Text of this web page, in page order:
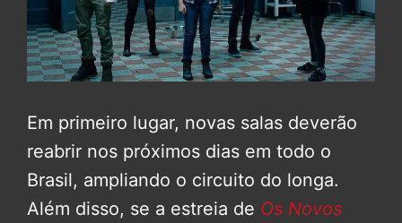
Em primeiro lugar, novas salas deverão
reabrir nos próximos dias em todo o
Brasil, ampliando o circuito do longa.
Além disso, se a estreia de Os Novos